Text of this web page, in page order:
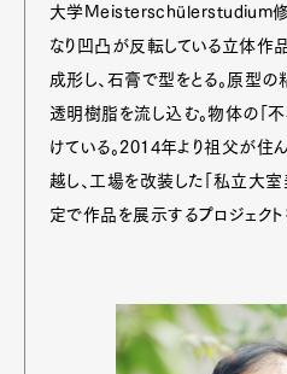
大学Meisterschülerstudium修
なり凹凸が反転している立体作
成形し、石膏で型をとる。原型
透明樹脂を流し込む。物体の「不
けている。2014年より祖父が住
越し、工場を改装した「私立大
定で作品を展示するプロジェクト